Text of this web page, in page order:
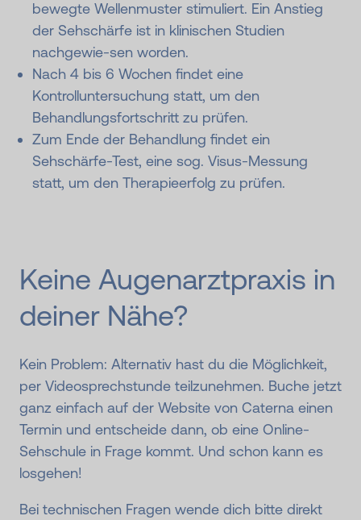
bewegte Wellenmuster stimuliert. Ein Anstieg
der Sehschärfe ist in klinischen Studien
nachgewie-sen worden.
Nach 4 bis 6 Wochen findet eine
Kontrolluntersuchung statt, um den
Behandlungsfortschritt zu prüfen.
Zum Ende der Behandlung findet ein
Sehschärfe-Test, eine sog. Visus-Messung
statt, um den Therapieerfolg zu prüfen.
Keine Augenarztpraxis in
deiner Nähe?
Kein Problem: Alternativ hast du die Möglichkeit,
per Videosprechstunde teilzunehmen. Buche jetzt
ganz einfach auf der Website von Caterna einen
Termin und entscheide dann, ob eine Online-
Sehschule in Frage kommt. Und schon kann es
losgehen!
Bei technischen Fragen wende dich bitte direkt